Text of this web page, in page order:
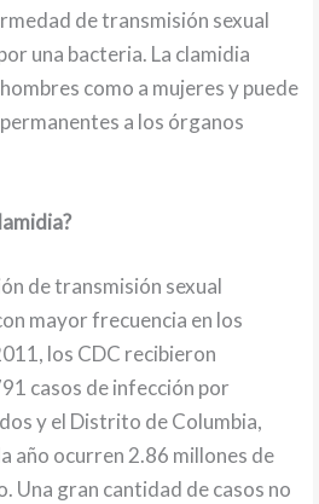
de transmisión sexual
una bacteria. La clamidia
como a mujeres y puede
a los órganos
de transmisión sexual
mayor frecuencia en los
los CDC recibieron
casos de infección por
y el Distrito de Columbia,
año ocurren 2.86 millones de
Una gran cantidad de casos no